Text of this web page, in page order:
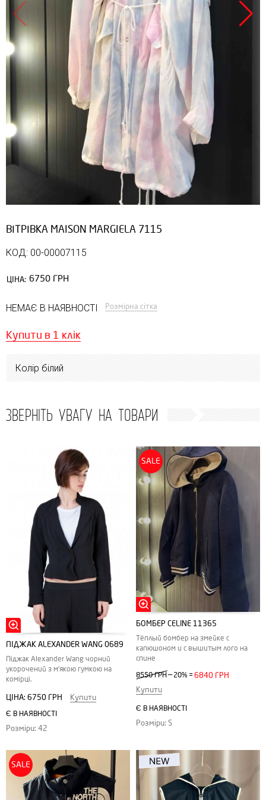
Продано
ВІТРІВКА MAISON MARGIELA 7115
КОД: 00-00007115
ЦІНА: 6750 ГРН
НЕМАЄ В НАЯВНОСТІ Розмірна сітка
Купити в 1 клік
Колір білий
ЗВЕРНІТЬ УВАГУ НА ТОВАРИ
ПІДЖАК ALEXANDER WANG 0689
Піджак Alexander Wang чорний
укорочений з м'якою гумкою на
комірці.
ЦІНА: 6750 ГРН Купити
Є В НАЯВНОСТІ
Розміри: 42
SALE
БОМБЕР CELINE 11365
Тёплый бомбер на змейке с
капюшоном и с вышитым лого на
спине
8550 ГРН — 20% =6840 ГРН
Купити
Є В НАЯВНОСТІ
Розміри: S
SALE